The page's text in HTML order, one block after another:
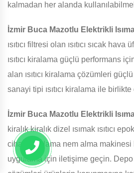
kalmadan her alanda
İzmir Buca Mazotlu Elektrikli
ısıtıcı filtresi olan ısıtıcı sıcak
ısıtıcı kiralama güçlü performans
alan ısıtıcı kiralama çözümleri
sanayi tipi ısıtıcı kiralama ile
İzmir Buca Mazotlu Elektrikli
kiralık kiralık dizel ısımak ısıtıcı
cihazı kiralama nem alma makinesi
uygulama için iletişime geçin. Depo